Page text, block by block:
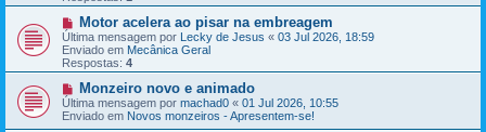
g
e
m
m
e
n
s
a
g
e
m
N
o
v
a
m
e
n
s
a
Motor acelera ao pisar na embreagem
Última mensagem por Lecky de Jesus « 03 Jul 2026, 18:59
Enviado em Mecânica Geral
Respostas: 4
N
o
v
a
Monzeiro novo e animado
Última mensagem por machad0 « 01 Jul 2026, 10:55
Enviado em Novos monzeiros - Apresentem-se!